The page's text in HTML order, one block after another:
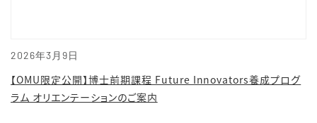
2026年3月9日
【OMU限定公開】博士前期課程 Future Innovators養成プログ
ラム オリエンテーションのご案内